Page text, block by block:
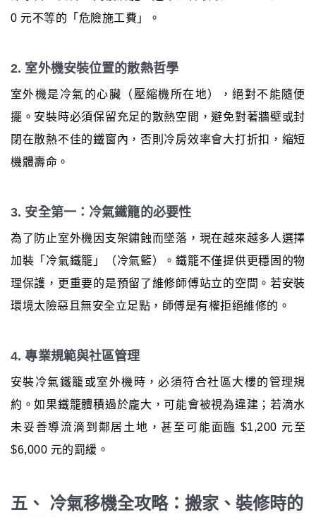
0 元不等的「危險施工費」。
2. 室外機安裝位置的散熱哲學
室外機是冷氣的心臟（壓縮機所在地），絕對不能隨便
擺。安裝時必須保留充足的散熱空間，避免對著牆壁或封
閉在散熱不佳的鐵窗內，否則冷房效率會大打折扣，縮短
機體壽命。
3. 安全第一：冷氣鐵籠的必要性
為了防止室外機因支架鏽蝕而墜落，現在越來越多人選擇
加裝「冷氣鐵籠」（冷氣籃）。鐵籠不僅提供更穩固的物
理保護，更重要的是預留了維修師傅站立的空間。若安裝
環境太險惡且無安全立足點，師傅是有權拒絕維修的。
4. 專業規範與社區管理
安裝冷氣鐵籠或室外機時，必須符合社區大樓的管理規
約。如果鐵籠體積過於龐大，可能會被視為違建；若滴水
未妥善導流滴到鄰居土地，甚至可能面臨 $1,200 元至
$6,000 元的罰緩。
五、 冷氣移機全攻略：搬家、裝修時的